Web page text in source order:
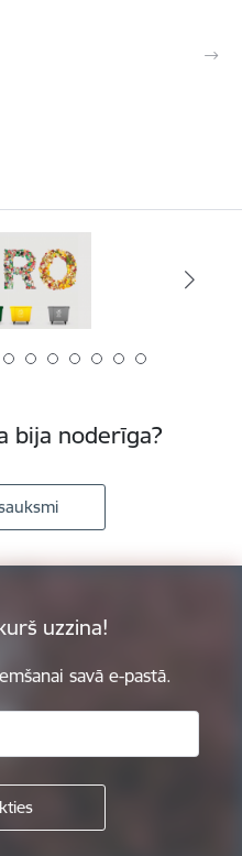
bija noderīga?
uzzina!
savā e-pastā.